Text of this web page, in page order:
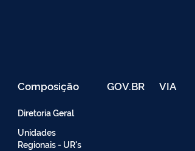
Composição
Diretoria Geral
Unidades
Regionais - UR's
GOV.BR VIA
040